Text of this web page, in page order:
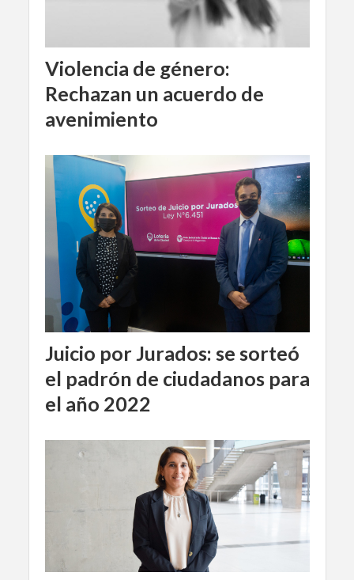
Violencia de género:
Rechazan un acuerdo de
avenimiento
Juicio por Jurados: se sorteó
el padrón de ciudadanos para
el año 2022